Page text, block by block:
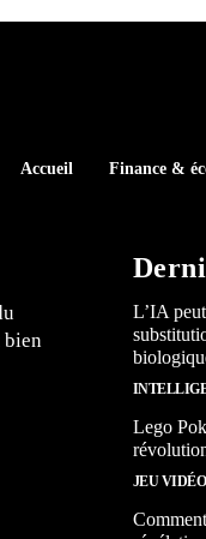
Accueil Finance &
bien
L’IA
Lego
JEU VIDÉO